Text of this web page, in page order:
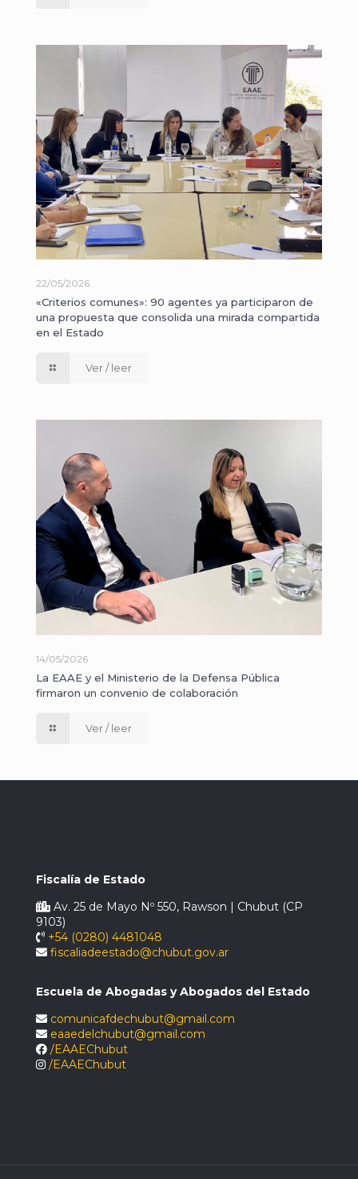
22/05/2026
«Criterios comunes»: 90 agentes ya participaron de
una propuesta que consolida una mirada compartida
en el Estado
Ver / leer
14/05/2026
La EAAE y el Ministerio de la Defensa Pública
firmaron un convenio de colaboración
Ver / leer
Fiscalía de Estado
Av. 25 de Mayo Nº 550, Rawson | Chubut (CP
9103)
+54 (0280) 4481048
fiscaliadeestado@chubut.gov.ar
Escuela de Abogadas y Abogados del Estado
comunicafdechubut@gmail.com
eaaedelchubut@gmail.com
/EAAEChubut
/EAAEChubut